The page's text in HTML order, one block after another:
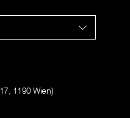
1190 Wien)